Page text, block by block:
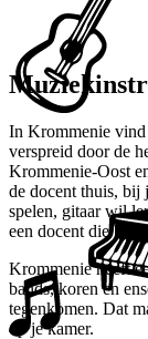
In Krommenie
verspreid door de
Krommenie-Oost
de docent thuis,
spelen, gitaar wil
een docent die bij
Krommenie heeft
bands, koren en
tegenkomen. Dat
op je kamer.